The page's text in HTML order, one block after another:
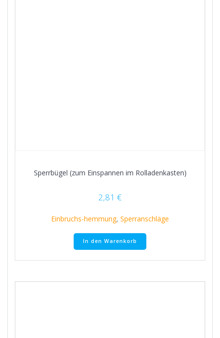
Sperrbügel (zum Einspannen im Rolladenkasten)
2,81 €
Einbruchs-hemmung, Sperranschläge
In den Warenkorb